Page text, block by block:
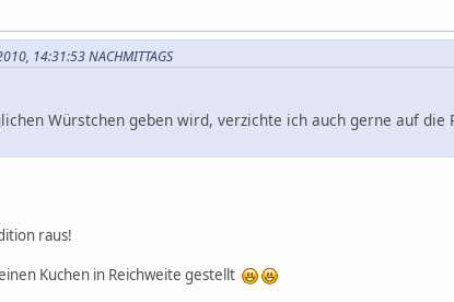
14:31:53 NACHMITTAGS
Würstchen geben wird, verzichte ich auch gerne auf die
raus!
Kuchen in Reichweite gestellt